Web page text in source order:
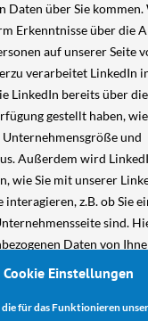
Cookie Einstellungen
für das Funktionieren
Daten über Sie
Erkenntnisse über die
auf unserer Seite
verarbeitet LinkedIn
LinkedIn bereits über
gestellt haben, wie
und
Außerdem wird
wie Sie mit unserer
interagieren, z.B. ob Sie
sind.
Daten von
aggregiert und damit
Insights